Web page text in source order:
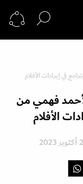
في إيرادات الأفلام
فهمي من
الأفلام